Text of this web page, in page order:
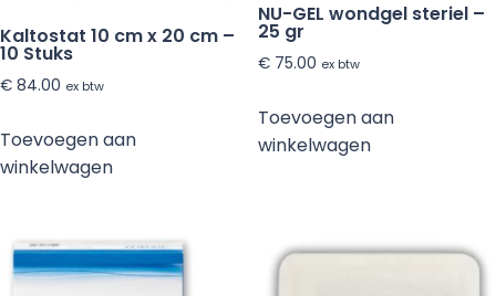
Kaltostat 10 cm x 20 cm –
10 Stuks
€ 84.00 ex btw
Toevoegen aan
winkelwagen
NU-GEL wondgel steriel –
25 gr
€75.00 ex btw
Toevoegen aan
winkelwagen